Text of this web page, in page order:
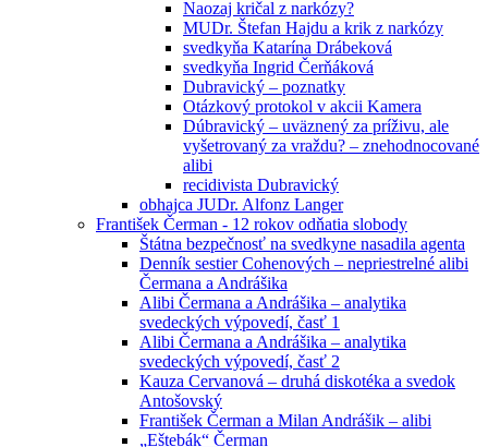
Naozaj kričal z narkózy?
MUDr. Štefan Hajdu a krik z narkózy
svedkyňa Katarína Drábeková
svedkyňa Ingrid Čerňáková
Dubravický – poznatky
Otázkový protokol v akcii Kamera
Dúbravický – uväznený za príživu, ale
vyšetrovaný za vraždu? – znehodnocované
alibi
recidivista Dubravický
obhajca JUDr. Alfonz Langer
František Čerman - 12 rokov odňatia slobody
Štátna bezpečnosť na svedkyne nasadila agenta
Denník sestier Cohenových – nepriestrelné alibi
Čermana a Andrášika
Alibi Čermana a Andrášika – analytika
svedeckých výpovedí, časť 1
Alibi Čermana a Andrášika – analytika
svedeckých výpovedí, časť 2
Kauza Cervanová – druhá diskotéka a svedok
Antošovský
František Čerman a Milan Andrášik – alibi
„Eštebák“ Čerman